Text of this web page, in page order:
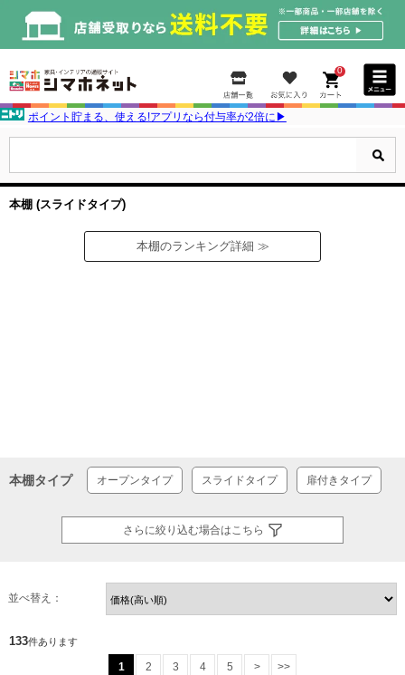
0
ポイント貯まる、使える!アプリなら付与率が2倍に▶
本棚 (スライドタイプ)
本棚のランキング詳細 ≫
本棚タイプ オープンタイプ スライドタイプ 扉付きタイプ
さらに絞り込む場合はこちら
並べ替え：
133件あります
1 2 3 4 5 > >>